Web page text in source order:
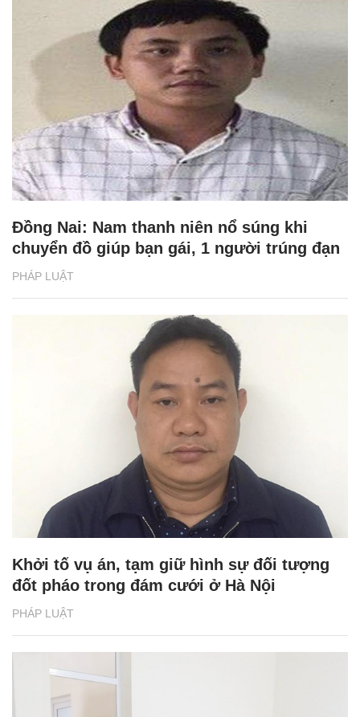
PHÁP LUẬT
Đồng Nai: Nam thanh niên nổ súng khi
chuyển đồ giúp bạn gái, 1 người trúng đạn
PHÁP LUẬT
Khởi tố vụ án, tạm giữ hình sự đối tượng
đốt pháo trong đám cưới ở Hà Nội